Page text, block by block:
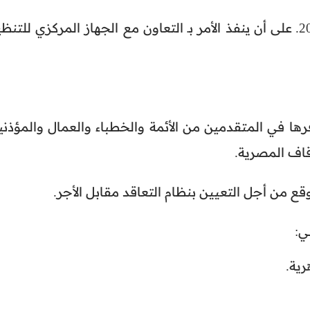
على أن ينتهي التقديم اليوم 2 مارس عام 2022. على أن ينفذ الأمر بـ التعاون مع الجهاز المركزي
في المتقدمين من الأئمة والخطباء والعمال
المصرية.
من أجل التعيين بنظام التعاقد مقابل الأجر.